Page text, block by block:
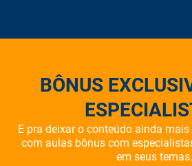
BÔNUS
E pra deixar o conteúdo ainda
com aulas bônus com
em seus temas.